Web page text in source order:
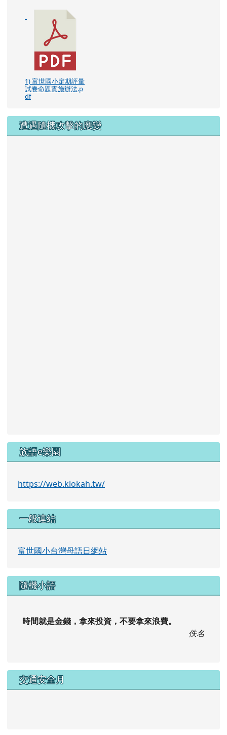
1) 富世國小定期評量
試卷命題實施辦法.p
df
遭遇隨機攻擊的應變
族語e樂園
https://web.klokah.tw/
一般連結
富世國小台灣母語日網站
隨機小語
時間就是金錢，拿來投資，不要拿來浪費。
佚名
交通安全月